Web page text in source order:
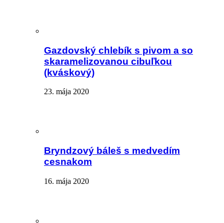
Gazdovský chlebík s pivom a so
skaramelizovanou cibuľkou
(kváskový)
23. mája 2020
Bryndzový báleš s medvedím
cesnakom
16. mája 2020